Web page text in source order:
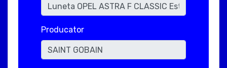
Producator